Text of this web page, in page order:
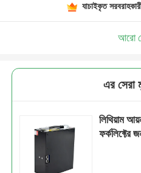
যাচাইকৃত
আরো
এর সেরা
লিথিয়াম
ফর্কলিফ্টের